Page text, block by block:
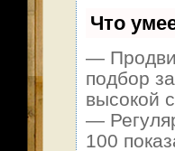
Что
—
подбор
высокой
—
100